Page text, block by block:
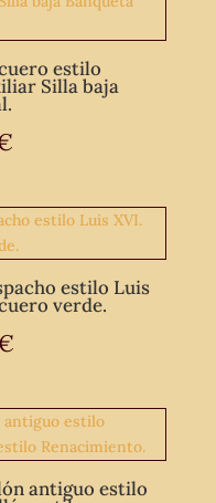
estilo
Silla baja
estilo Luis
verde.
antiguo estilo